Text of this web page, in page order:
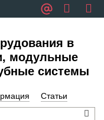
в
модульные
системы
Статьи